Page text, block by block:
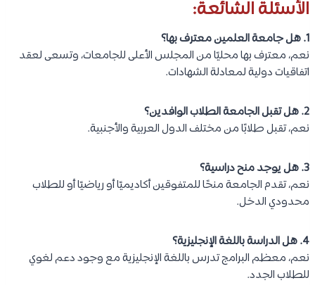
الأسئلة الشائعة:
1. هل جامعة العلمين معترف بها؟
نعم، معترف بها محليًا من المجلس الأعلى للجامعات، وتسعى لعقد
اتفاقيات دولية لمعادلة الشهادات.
2. هل تقبل الجامعة الطلاب الوافدين؟
نعم، تقبل طلابًا من مختلف الدول العربية والأجنبية.
3. هل يوجد منح دراسية؟
نعم، تقدم الجامعة منحًا للمتفوقين أكاديميًا أو رياضيًا أو للطلاب
محدودي الدخل.
4. هل الدراسة باللغة الإنجليزية؟
نعم، معظم البرامج تدرس باللغة الإنجليزية مع وجود دعم لغوي
للطلاب الجدد.